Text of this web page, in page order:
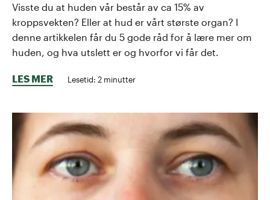
Visste du at huden vår består av ca 15% av
kroppsvekten? Eller at hud er vårt største organ? I
denne artikkelen får du 5 gode råd for å lære mer om
huden, og hva utslett er og hvorfor vi får det.
LES MER Lesetid: 2 minutter